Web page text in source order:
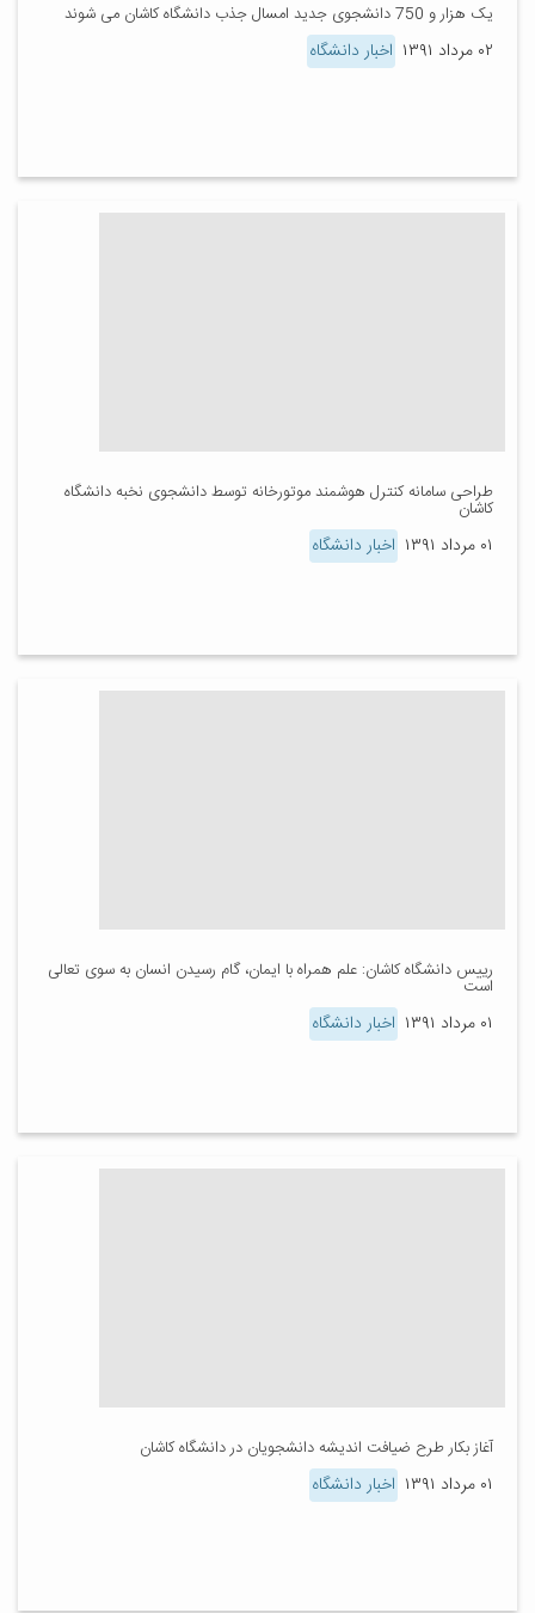
یک هزار و 750 دانشجوی جدید امسال جذب دانشگاه کاشان می شوند
۰۲ مرداد ۱۳۹۱ اخبار دانشگاه
طراحی سامانه کنترل هوشمند موتورخانه توسط دانشجوی نخبه دانشگاه
کاشان
۰۱ مرداد ۱۳۹۱ اخبار دانشگاه
رییس دانشگاه کاشان: علم همراه با ایمان، گام رسیدن انسان به سوی تعالی
است
۰۱ مرداد ۱۳۹۱ اخبار دانشگاه
آغاز بکار طرح ضیافت اندیشه دانشجویان در دانشگاه کاشان
۰۱ مرداد ۱۳۹۱ اخبار دانشگاه